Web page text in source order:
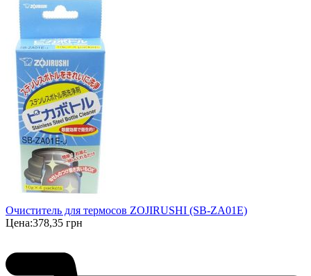
Очиститель для термосов ZOJIRUSHI (SB-ZA01E)
Цена:378,35 грн